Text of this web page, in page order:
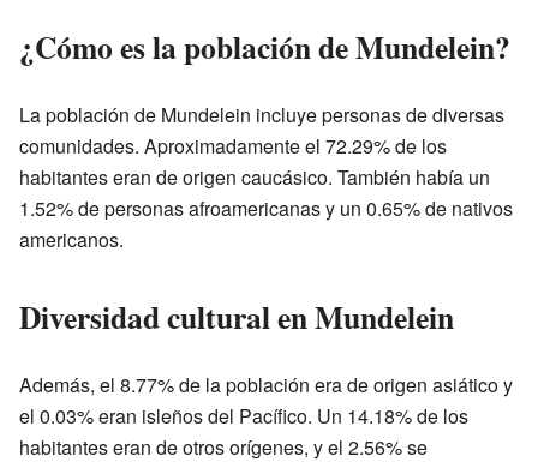
¿Cómo es la población de Mundelein?
La población de Mundelein incluye personas de diversas
comunidades. Aproximadamente el 72.29% de los
habitantes eran de origen caucásico. También había un
1.52% de personas afroamericanas y un 0.65% de nativos
americanos.
Diversidad cultural en Mundelein
Además, el 8.77% de la población era de origen asiático y
el 0.03% eran isleños del Pacífico. Un 14.18% de los
habitantes eran de otros orígenes, y el 2.56% se